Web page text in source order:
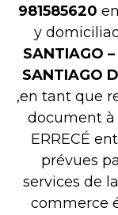
981585620
y
SANTIAGO
SANTIAGO
,en tant que
document à
ERRECÉ
prévues
services de
commerce